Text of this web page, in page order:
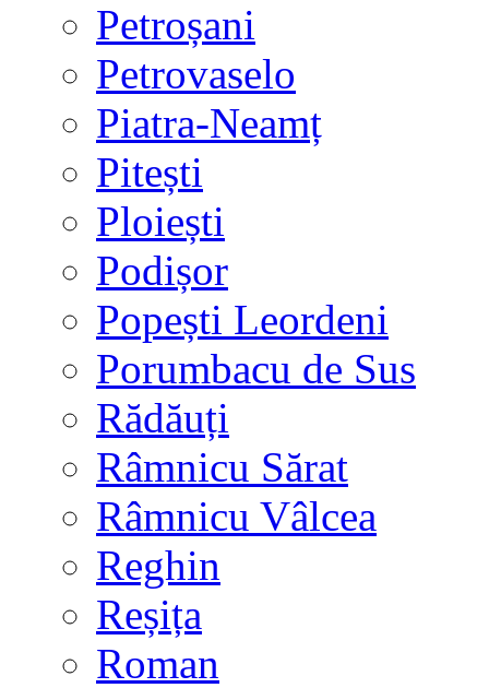
Petroșani
Petrovaselo
Piatra-Neamț
Pitești
Ploiești
Podișor
Popești Leordeni
Porumbacu de Sus
Rădăuți
Râmnicu Sărat
Râmnicu Vâlcea
Reghin
Reșița
Roman